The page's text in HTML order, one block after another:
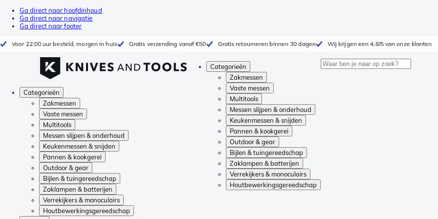
Ga direct naar hoofdinhoud
Ga direct naar navigatie
Ga direct naar footer
Voor 22:00 uur besteld, morgen in huis Gratis verzending vanaf €50 Gratis retourneren binnen 30 dagen Wij krijgen een 4,8/5 van onze klanten
Categorieën
Zakmessen
Vaste messen
Multitools
Messen slijpen & onderhoud
Keukenmessen & snijden
Pannen & kookgerei
Outdoor & gear
Bijlen & tuingereedschap
Zaklampen & batterijen
Verrekijkers & monoculairs
Houtbewerkingsgereedschap
Categorieën
Zakmessen
Vaste messen
Multitools
Messen slijpen & onderhoud
Keukenmessen & snijden
Pannen & kookgerei
Outdoor & gear
Bijlen & tuingereedschap
Zaklampen & batterijen
Verrekijkers & monoculairs
Houtbewerkingsgereedschap